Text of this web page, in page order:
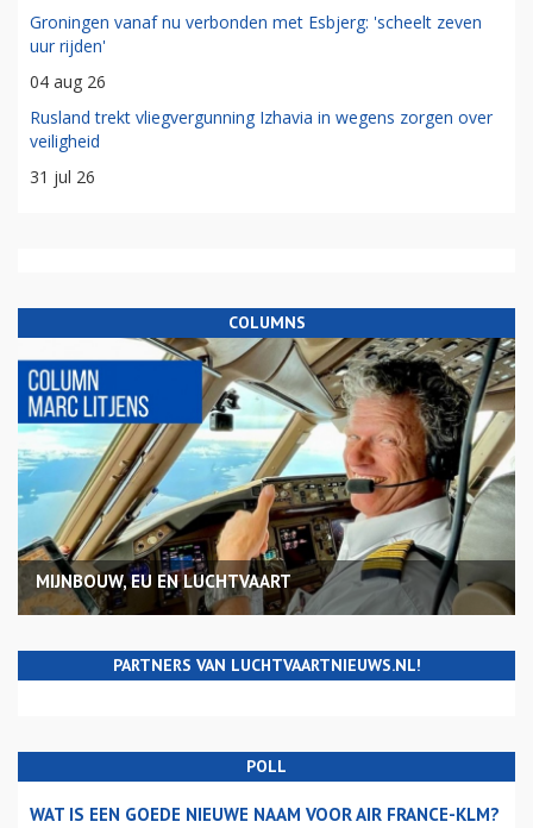
Groningen vanaf nu verbonden met Esbjerg: 'scheelt zeven
uur rijden'
04 aug 26
Rusland trekt vliegvergunning Izhavia in wegens zorgen over
veiligheid
31 jul 26
COLUMNS
MIJNBOUW, EU EN LUCHTVAART
PARTNERS VAN LUCHTVAARTNIEUWS.NL!
POLL
WAT IS EEN GOEDE NIEUWE NAAM VOOR AIR FRANCE-KLM?